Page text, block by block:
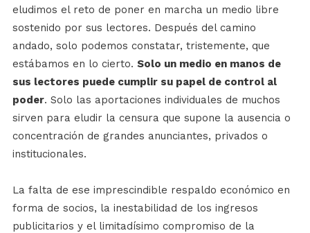
eludimos el reto de poner en marcha un medio libre
sostenido por sus lectores. Después del camino
andado, solo podemos constatar, tristemente, que
estábamos en lo cierto. Solo un medio en manos de
sus lectores puede cumplir su papel de control al
poder. Solo las aportaciones individuales de muchos
sirven para eludir la censura que supone la ausencia o
concentración de grandes anunciantes, privados o
institucionales.
La falta de ese imprescindible respaldo económico en
forma de socios, la inestabilidad de los ingresos
publicitarios y el limitadísimo compromiso de la